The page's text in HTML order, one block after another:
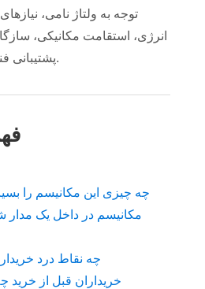
توجه به ولتاژ نامی،
انرژی، استقامت مکانیکی،
پشتیبانی فنی پس از فروش است.
چه چیزی این مکانیسم را
مکانیسم در داخل یک مدار
چه نقاط درد
خریداران قبل از خرید